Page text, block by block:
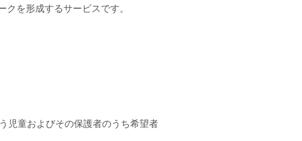
クを形成するサービスです。
児童およびその保護者のうち希望者